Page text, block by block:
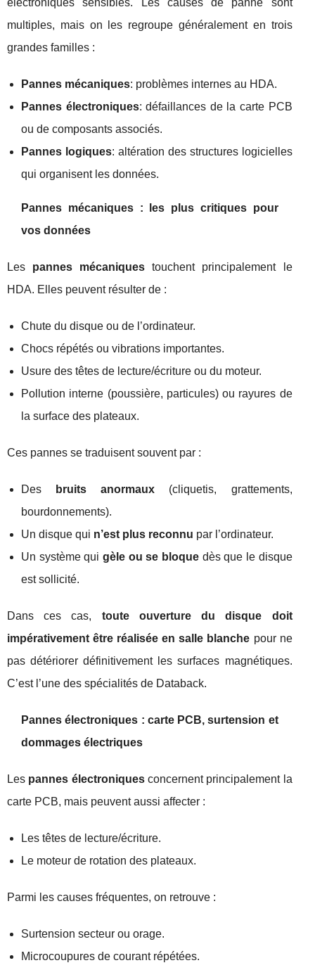
multiples, mais on les regroupe généralement en trois
grandes familles :
Pannes mécaniques: problèmes internes au HDA.
Pannes électroniques: défaillances de la carte PCB
ou de composants associés.
Pannes logiques: altération des structures logicielles
qui organisent les données.
Pannes mécaniques : les plus critiques pour
vos données
Les pannes mécaniques touchent principalement le
HDA. Elles peuvent résulter de :
Chute du disque ou de l’ordinateur.
Chocs répétés ou vibrations importantes.
Usure des têtes de lecture/écriture ou du moteur.
Pollution interne (poussière, particules) ou rayures de
la surface des plateaux.
Ces pannes se traduisent souvent par :
Des bruits anormaux (cliquetis, grattements,
bourdonnements).
Un disque qui n’est plus reconnu par l’ordinateur.
Un système qui gèle ou se bloquedès que le disque
est sollicité.
Dans ces cas, toute ouverture du disque doit
impérativement être réalisée en salle blanche pour ne
pas détériorer définitivement les surfaces magnétiques.
C’est l’une des spécialités de Databack.
Pannes électroniques : carte PCB, surtension et
dommages électriques
Les pannes électroniquesconcernent principalement la
carte PCB, mais peuvent aussi affecter :
Les têtes de lecture/écriture.
Le moteur de rotation des plateaux.
Parmi les causes fréquentes, on retrouve :
Surtension secteur ou orage.
Microcoupures de courant répétées.